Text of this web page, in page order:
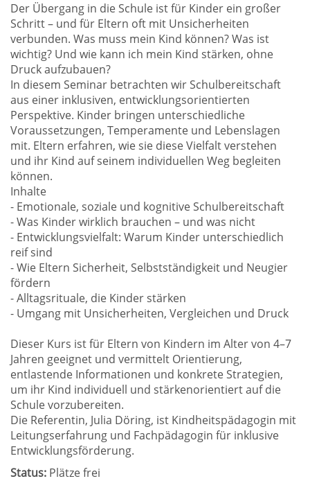
Der Übergang in die Schule ist für Kinder ein großer
Schritt – und für Eltern oft mit Unsicherheiten
verbunden. Was muss mein Kind können? Was ist
wichtig? Und wie kann ich mein Kind stärken, ohne
Druck aufzubauen?
In diesem Seminar betrachten wir Schulbereitschaft
aus einer inklusiven, entwicklungsorientierten
Perspektive. Kinder bringen unterschiedliche
Voraussetzungen, Temperamente und Lebenslagen
mit. Eltern erfahren, wie sie diese Vielfalt verstehen
und ihr Kind auf seinem individuellen Weg begleiten
können.
Inhalte
- Emotionale, soziale und kognitive Schulbereitschaft
- Was Kinder wirklich brauchen – und was nicht
- Entwicklungsvielfalt: Warum Kinder unterschiedlich
reif sind
- Wie Eltern Sicherheit, Selbstständigkeit und Neugier
fördern
- Alltagsrituale, die Kinder stärken
- Umgang mit Unsicherheiten, Vergleichen und Druck
Dieser Kurs ist für Eltern von Kindern im Alter von 4–7
Jahren geeignet und vermittelt Orientierung,
entlastende Informationen und konkrete Strategien,
um ihr Kind individuell und stärkenorientiert auf die
Schule vorzubereiten.
Die Referentin, Julia Döring, ist Kindheitspädagogin mit
Leitungserfahrung und Fachpädagogin für inklusive
Entwicklungsförderung.
Status: Plätze frei